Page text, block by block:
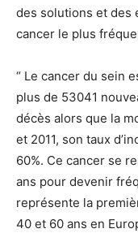
des solutions et des
cancer le plus
“ Le cancer du sein
plus de 53041
décès alors que la
et 2011, son taux
60%. Ce cancer se
ans pour devenir
représente la
40 et 60 ans en